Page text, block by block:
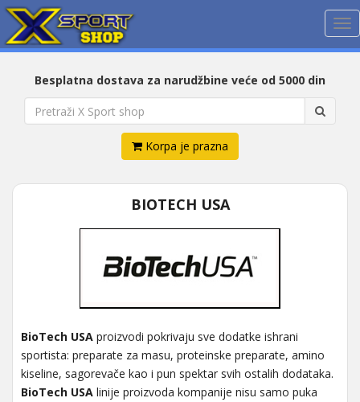
Besplatna dostava za narudžbine veće od 5000 din
Korpa je prazna
BIOTECH USA
BioTech USA proizvodi pokrivaju sve dodatke ishrani
sportista: preparate za masu, proteinske preparate, amino
kiseline, sagorevače kao i pun spektar svih ostalih dodataka.
BioTech USA linije proizvoda kompanije nisu samo puka